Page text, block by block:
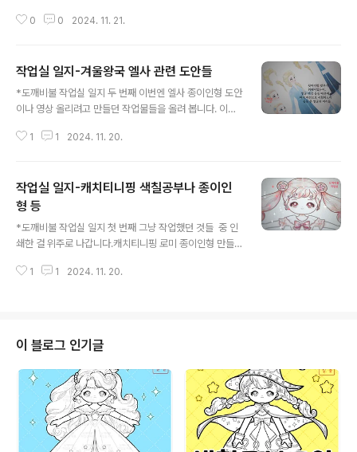
올려도 괜찮은 거라고 우겨 본다. 의...blog.naver.co
보니까 양이 너무 많고 분류가 필요해 보여서 어느 정도 나
들 관련한 게시물 좀 링크 걸고 갑니다! 할로윈 스티커 도
안 2022년 버전안녕하세요! 인형 그려대는 불깻잎입니다.
오늘도 지난번에 이어 할로윈데이 맞이용 도안을 만들어와
쎄요안녕하신가요? 오늘은 할로윈 스티커 도안을 만들어
0 0 2024. 11. 21.
작업실 일지-겨울왕국 엘사 관련 도안들
*도깨비불 작업실 일지 두 번째 이번엔 엘사 종이인형 도안
이나 영상 올리려고 만들던 작업물들을 올려 봅니다. 이건
지 정하지 못해서이것저것 그려본 것 같은데사실 지금 시
은 차이가 있어서그걸 살리면서 그리긴 힘들었고...그러다
보니 너무 막 눈화장이 과해보이는 식으로밖에 안 그려졌
어요ㅠㅠ 근데 항상 뭔가 제가 엘사를 그리면 여우-상징적
표현 말고 정말 있는 그대로의 동물-같거나..하여튼 되게
막 너무 선이 많아서 지저분함ㅠㅠ 그래도 이 얼굴은 그래
1 1 2024. 11. 20.
작업실 일지-캐치티니핑 색칠공부나 종이인
형 등
*도깨비불 작업실 일지 첫 번째 그냥 작업했던 것들 중 인
쇄한 걸 위주로 나갑니다.캐치티니핑 로미 종이인형 만들
좋아하는데 뭔가 완전 검정으로 하지는 못해서 제가 좋아
지요.딸기나 장미꽃 같은 소품을 그리는 건 본성과 맞지 않
아서 힘들었습니다. 위와 다른 건 없지만 그냥 배경을 분홍
체크 깔았다고 따로 뽑아 본 것..을 찍어 본!ㅎㅎ 하나씩 입
혔을 때의 느낌을 보기 위해서 시험해본 버전 여름 느낌의
하츄핑 종이인형 만들었을 때 전체본 예시 이미지의 시험
예시 직접 색칠해서 종이..
1 1 2024. 11. 20.
이 블로그 인기글